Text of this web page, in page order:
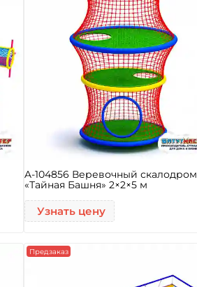
A-104856 Веревочный скалодром
«Тайная Башня» 2×2×5 м
Узнать цену
Предзаказ